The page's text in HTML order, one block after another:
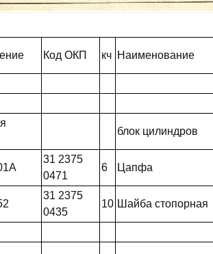
Код ОКП кч Наименование
блок цилиндров
31 2375
0471
6 Цапфа
31 2375
0435
10 Шайба стопорная